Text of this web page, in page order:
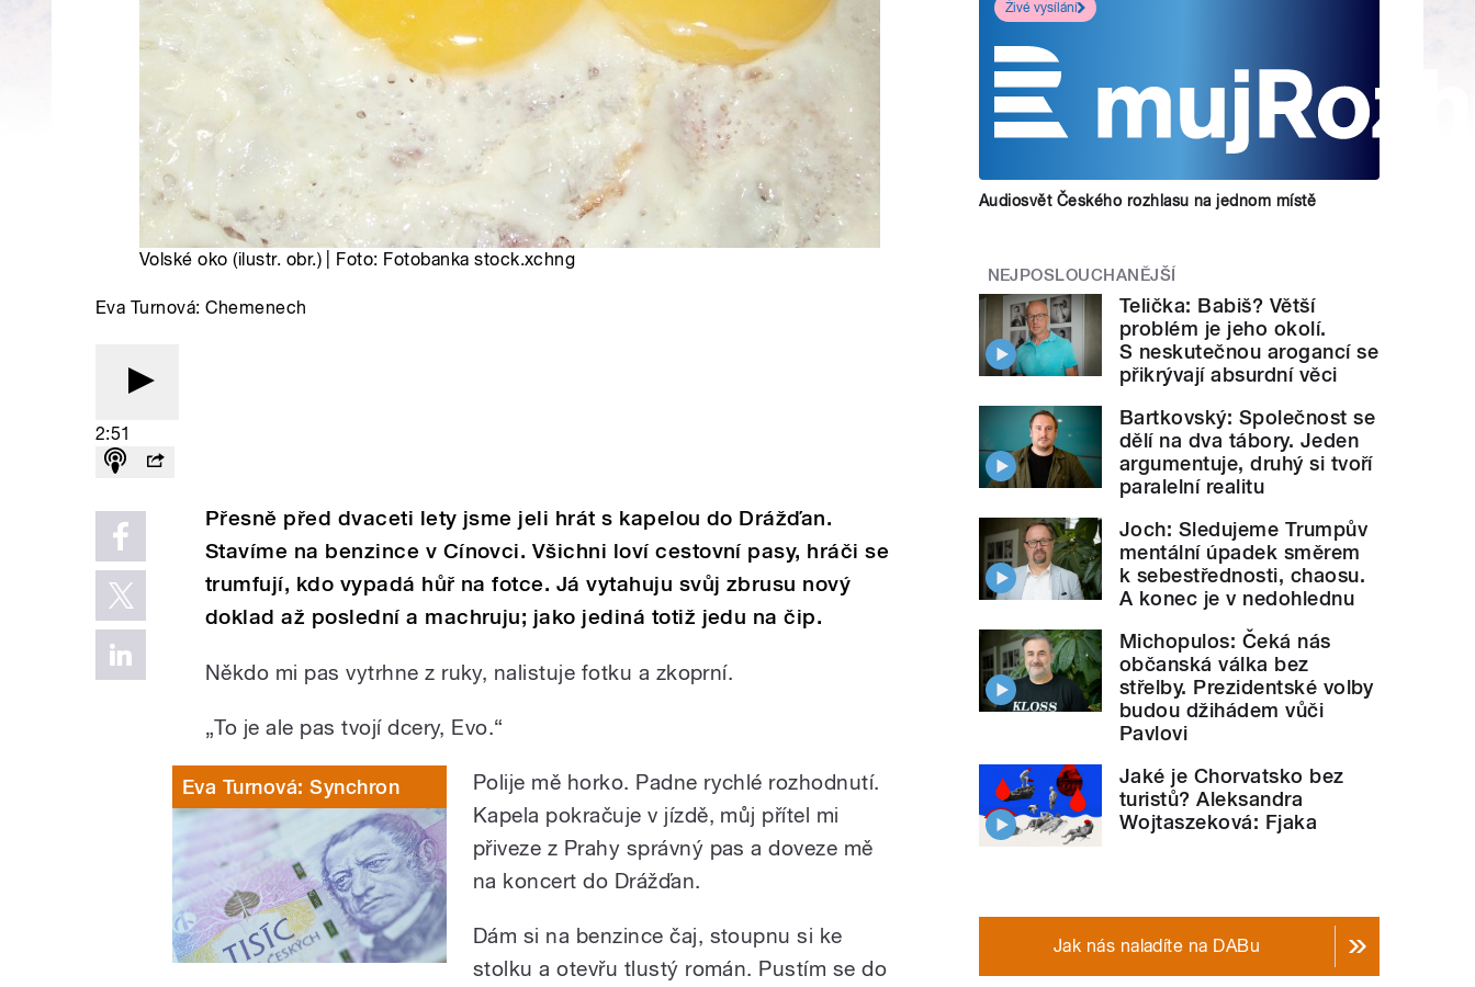
Volské oko (ilustr. obr.) | Foto: Fotobanka stock.xchng
Eva Turnová: Chemenech
2:51
Přesně před dvaceti lety jsme jeli hrát s kapelou do Drážďan.
Stavíme na benzince v Cínovci. Všichni loví cestovní pasy, hráči se
trumfují, kdo vypadá hůř na fotce. Já vytahuju svůj zbrusu nový
doklad až poslední a machruju; jako jediná totiž jedu na čip.
Někdo mi pas vytrhne z ruky, nalistuje fotku a zkoprní.
„To je ale pas tvojí dcery, Evo.“
Eva Turnová: Synchron
Polije mě horko. Padne rychlé rozhodnutí.
Kapela pokračuje v jízdě, můj přítel mi
přiveze z Prahy správný pas a doveze mě
na koncert do Drážďan.
Dám si na benzince čaj, stoupnu si ke
stolku a otevřu tlustý román. Pustím se do
Živé vysílání
Audiosvět Českého rozhlasu na jednom místě
NEJPOSLOUCHANĚJŠÍ
Telička: Babiš? Větší
problém je jeho okolí.
S neskutečnou arogancí se
přikrývají absurdní věci
Bartkovský: Společnost se
dělí na dva tábory. Jeden
argumentuje, druhý si tvoří
paralelní realitu
Joch: Sledujeme Trumpův
mentální úpadek směrem
k sebestřednosti, chaosu.
A konec je v nedohlednu
Michopulos: Čeká nás
občanská válka bez
střelby. Prezidentské volby
budou džihádem vůči
Pavlovi
Jaké je Chorvatsko bez
turistů? Aleksandra
Wojtaszeková: Fjaka
Jak nás naladíte na DABu